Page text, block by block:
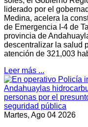
liderado por el
Medina, acelera la
de Emergencia I-4 de
provincia de
descentralizar la salud
atención de 321,003
Leer más ...
Martes, Ago 04 2026